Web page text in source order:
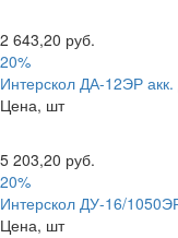
2 643,20 руб.
20%
Интерскол ДА-12ЭР
Цена, шт
5 203,20 руб.
20%
Интерскол ДУ-16/
Цена, шт